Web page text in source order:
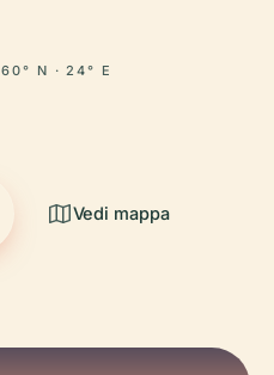
60° N · 24° E
Vedi mappa